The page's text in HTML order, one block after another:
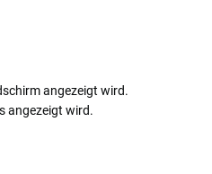
angezeigt wird.
angezeigt wird.